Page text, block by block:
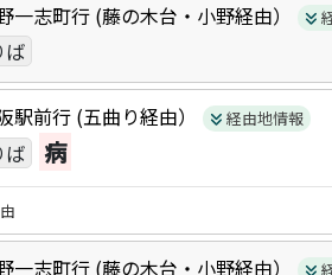
一志町行 (藤の木台・小野経由）
ば
駅前行 (五曲り経由） 経由地情報
ば 病
一志町行 (藤の木台・小野経由）